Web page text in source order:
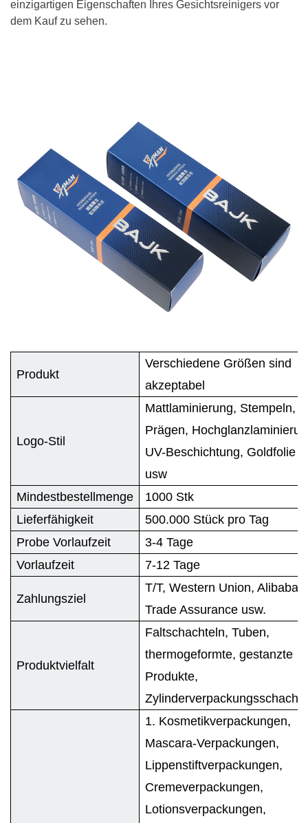
einzigartigen Eigenschaften Ihres Gesichtsreinigers vor
dem Kauf zu sehen.
Produkt
Verschiedene Größen sind
akzeptabel
Logo-Stil
Mattlaminierung, Stempeln,
Prägen,
UV-Beschichtung, Goldfolie
usw
Mindestbestellmenge
1000 Stk
Lieferfähigkeit
500.000 Stück pro Tag
Probe Vorlaufzeit
3-4 Tage
Vorlaufzeit
7-12 Tage
Zahlungsziel
T/T, Western Union, Alibaba
Trade Assurance usw.
Produktvielfalt
Faltschachteln, Tuben,
thermogeformte, gestanzte
Produkte,
1. Kosmetikverpackungen,
Mascara-Verpackungen,
Lippenstiftverpackungen,
Cremeverpackungen,
Lotionsverpackungen,